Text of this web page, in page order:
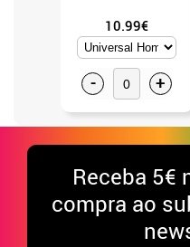
10.99€
- +
Receba 5€
compra ao